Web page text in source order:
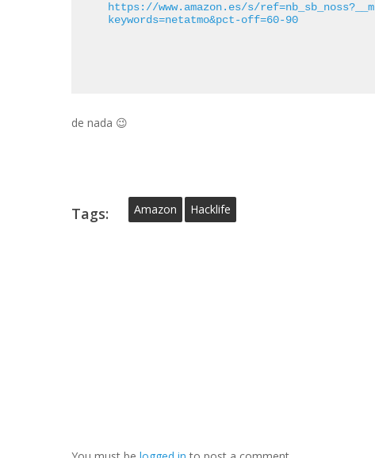
https://www.amazon.es/s/
keywords=netatmo&pct-off=60-90
de nada 😉
Tags: Amazon Hacklife